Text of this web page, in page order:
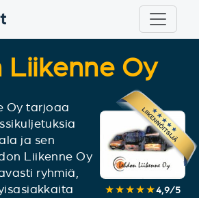
Liikenne Oy
Oy tarjoaa
ja sen
Liikenne Oy
ryhmiä,
★★★★★4,9/5